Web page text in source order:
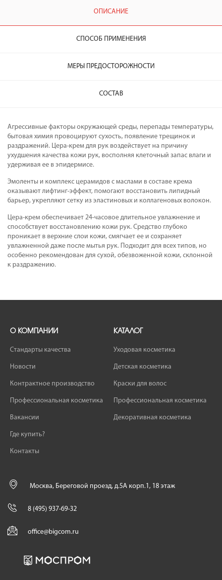
ОПИСАНИЕ
СПОСОБ ПРИМЕНЕНИЯ
МЕРЫ ПРЕДОСТОРОЖНОСТИ
СОСТАВ
Агрессивные факторы окружающей среды, перепады температуры,
бытовая химия провоцируют сухость, появление трещинок и
раздражений. Цера-крем для рук воздействует на причину
ухудшения качества кожи рук, восполняя клеточный запас влаги и
удерживая ее в эпидермисе.
Эмоленты и комплекс церамидов с маслами в составе крема
оказывают лифтинг-эффект, помогают восстановить липидный
барьер, укрепляют сетку из эластиновых и коллагеновых волокон.
Цера-крем обеспечивает 24-часовое длительное увлажнение и
способствует восстановлению кожи рук. Средство глубоко
проникает в верхние слои кожи, смягчает ее и сохраняет
увлажненной даже после мытья рук. Подходит для всех типов, но
особенно рекомендован для сухой, обезвоженной кожи, склонной
к раздражению.
О КОМПАНИИ
Стандарты качества
Новости
Контрактное производство
Профессиональная косметика
Вакансии
Где купить?
Контакты
КАТАЛОГ
Уходовая косметика
Детская косметика
Краски для волос
Профессиональная косметика
Декоративная косметика
Москва, Береговой проезд, д.5А корп.1, 18 этаж
8 (495) 937-69-32
office@bigcom.ru